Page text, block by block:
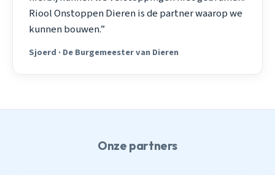
Riool Onstoppen Dieren is de partner waarop we
kunnen bouwen.”
Sjoerd · De Burgemeester van Dieren
Onze partners